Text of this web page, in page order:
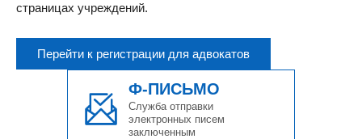
страницах учреждений.
Перейти к регистрации для адвокатов
Ф-ПИСЬМО
Служба отправки
электронных писем
заключенным